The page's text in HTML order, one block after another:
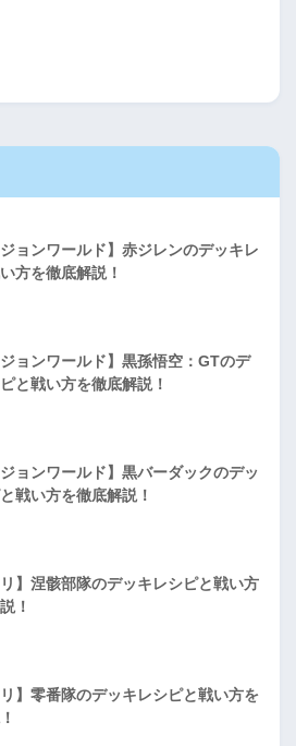
ジョンワールド】赤ジレンのデッキレ
方を徹底解説！
ジョンワールド】黒孫悟空：GTのデ
と戦い方を徹底解説！
ジョンワールド】黒バーダックのデッ
戦い方を徹底解説！
リ】涅骸部隊のデッキレシピと戦い方
！
リ】零番隊のデッキレシピと戦い方を